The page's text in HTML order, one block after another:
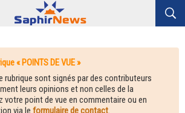
« POINTS DE VUE »
rubrique sont signés par des contributeurs
leurs opinions et non celles de la
votre point de vue en commentaire ou en
via le formulaire de contact.